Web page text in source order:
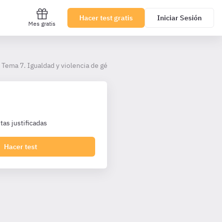
Mes gratis
Hacer test gratis Iniciar Sesión
Tema 7. Igualdad y violencia de género
justificadas
Hacer test